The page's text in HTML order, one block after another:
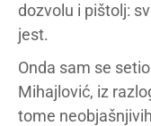
dozvolu i pištolj:
jest.
Onda sam se
Mihajlović, iz
tome